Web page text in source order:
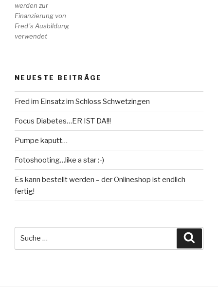
werden zur
Finanzierung von
Fred´s Ausbildung
verwendet
NEUESTE BEITRÄGE
Fred im Einsatz im Schloss Schwetzingen
Focus Diabetes…ER IST DA!!!
Pumpe kaputt…
Fotoshooting…like a star :-)
Es kann bestellt werden – der Onlineshop ist endlich
fertig!